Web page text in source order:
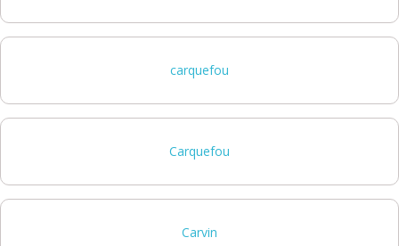
carquefou
Carquefou
Carvin